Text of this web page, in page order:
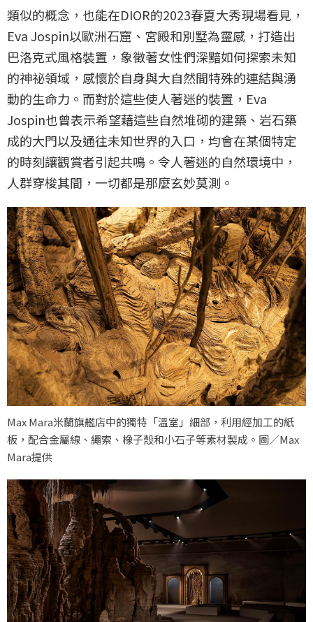
類似的概念，也能在DIOR的2023春夏大秀現場看見，
Eva Jospin以歐洲石窟、宮殿和別墅為靈感，打造出
巴洛克式風格裝置，象徵著女性們深黯如何探索未知
的神祕領域，感懷於自身與大自然間特殊的連結與湧
動的生命力。而對於這些使人著迷的裝置，Eva
Jospin也曾表示希望藉這些自然堆砌的建築、岩石築
成的大門以及通往未知世界的入口，均會在某個特定
的時刻讓觀賞者引起共鳴。令人著迷的自然環境中，
人群穿梭其間，一切都是那麼玄妙莫測。
Max Mara米蘭旗艦店中的獨特「溫室」細部，利用經加工的紙
板，配合金屬線、繩索、橡子殼和小石子等素材製成。圖／Max
Mara提供